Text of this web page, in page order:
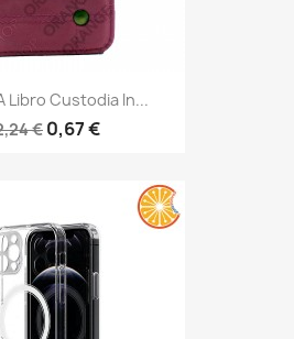
Libro Custodia In...
€ 0,67 €